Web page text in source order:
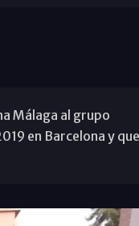
Málaga al grupo
en Barcelona y que